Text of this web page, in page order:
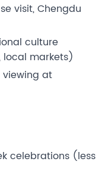
visit, Chengdu
culture
local markets)
viewing at
celebrations (less